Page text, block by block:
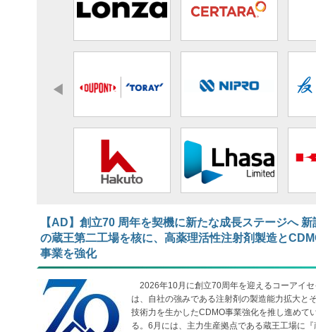
【AD】​​​​​​​創立70 周年を契機に新たな成長ステージへ 新
の蔵王第二工場を核に、高薬理活性注射剤製造と
事業を強化
2026年10月に創立70周年を迎えるコーアイセ
は、自社の強みである注射剤の製造能力拡大と
技術力を生かしたCDMO事業強化を推し進めて
る。6月には、主力生産拠点である蔵王工場に『